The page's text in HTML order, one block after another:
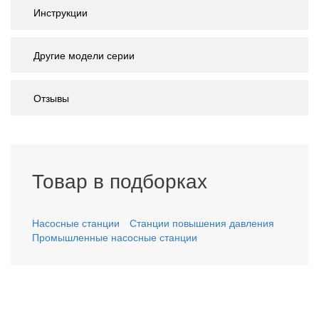
Инструкции
Другие модели серии
Отзывы
Товар в подборках
Насосные станции
Станции повышения давления
Промышленные насосные станции